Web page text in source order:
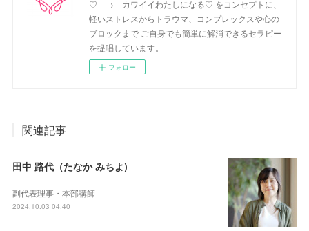
♡ → カワイイわたしになる♡ をコンセプトに、
軽いストレスからトラウマ、コンプレックスや心の
ブロックまで ご自身でも簡単に解消できるセラピー
を提唱しています。
フォロー
関連記事
田中 路代（たなか みちよ)
副代表理事・本部講師
2024.10.03 04:40